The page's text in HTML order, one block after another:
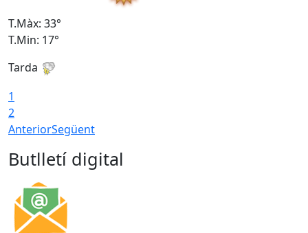
T.Màx: 33°
T.Min: 17°
Tarda
1
2
AnteriorSegüent
Butlletí digital